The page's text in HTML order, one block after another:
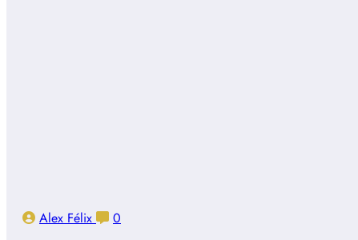
Alex Félix 0